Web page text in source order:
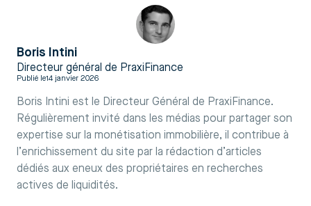
Boris Intini
Directeur général de PraxiFinance
Publié le14 janvier 2026
Boris Intini est le Directeur Général de PraxiFinance.
Régulièrement invité dans les médias pour partager son
expertise sur la monétisation immobilière, il contribue à
l’enrichissement du site par la rédaction d’articles
dédiés aux eneux des propriétaires en recherches
actives de liquidités.